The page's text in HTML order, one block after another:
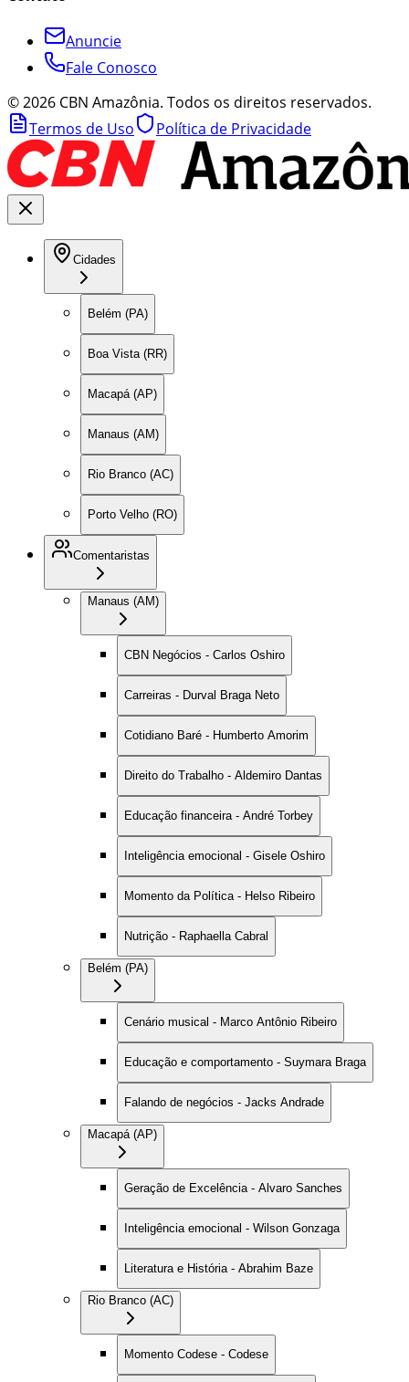
Anuncie
Fale Conosco
©2026 CBN Amazônia. Todos os direitos reservados.
Termos de Uso
Política de Privacidade
Cidades
Belém (PA)
Boa Vista (RR)
Macapá (AP)
Manaus (AM)
Rio Branco (AC)
Porto Velho (RO)
Comentaristas
Manaus (AM)
CBN Negócios - Carlos Oshiro
Carreiras - Durval Braga Neto
Cotidiano Baré - Humberto Amorim
Direito do Trabalho - Aldemiro Dantas
Educação financeira - André Torbey
Inteligência emocional - Gisele Oshiro
Momento da Política - Helso Ribeiro
Nutrição - Raphaella Cabral
Belém (PA)
Cenário musical - Marco Antônio Ribeiro
Educação e comportamento - Suymara Braga
Falando de negócios - Jacks Andrade
Macapá (AP)
Geração de Excelência - Alvaro Sanches
Inteligência emocional - Wilson Gonzaga
Literatura e História - Abrahim Baze
Rio Branco (AC)
Momento Codese - Codese